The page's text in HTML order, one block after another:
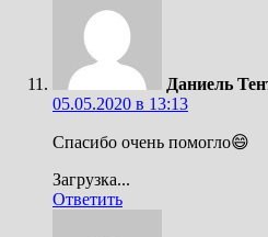
Даниель
05.05.2020 в 13:13
Спасибо очень помогло😄
Загрузка...
Ответить